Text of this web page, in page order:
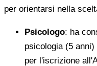
per orientarsi nella
Psicologo: ha
psicologia (5
per l'iscrizione